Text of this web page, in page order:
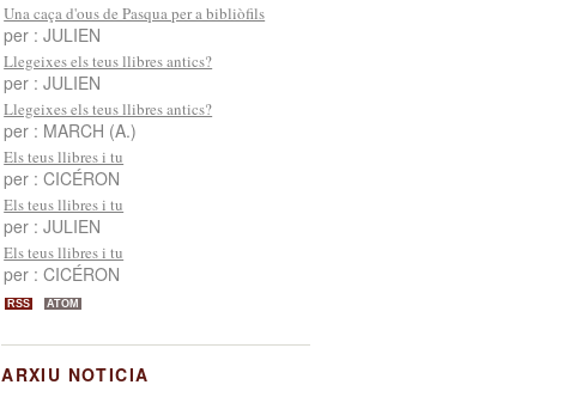
Una caça d'ous de Pasqua per a bibliòfils
per : JULIEN
Llegeixes els teus llibres antics?
per : JULIEN
Llegeixes els teus llibres antics?
per : MARCH (A.)
Els teus llibres i tu
per : CICÉRON
Els teus llibres i tu
per : JULIEN
Els teus llibres i tu
per : CICÉRON
RSS ATOM
ARXIU NOTICIA